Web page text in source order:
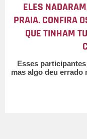
ELES
PRAIA. CONFIRA
QUE TINHAM
Esses
mas algo deu errado